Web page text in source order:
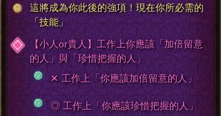
這將成為你此後的強項！現在你所必需的
「技能」
【小人or貴人】工作上你應該「加倍留意
的人」與「珍惜把握的人」
✕ 工作上「你應該加倍留意的人」
◎ 工作上「你應該珍惜把握的人」